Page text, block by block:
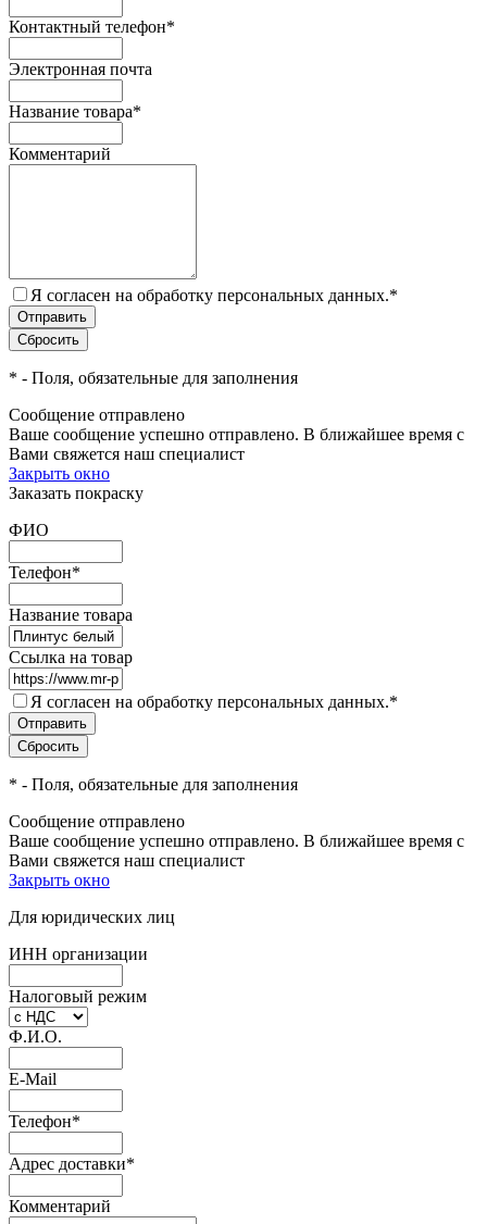
Контактный телефон*
Электронная почта
Название товара*
Комментарий
Я согласен на обработку персональных данных.*
* - Поля, обязательные для заполнения
Сообщение отправлено
Ваше сообщение успешно отправлено. В ближайшее время с
Вами свяжется наш специалист
Закрыть окно
Заказать покраску
ФИО
Телефон*
Название товара
Ссылка на товар
Я согласен на обработку персональных данных.*
* - Поля, обязательные для заполнения
Сообщение отправлено
Ваше сообщение успешно отправлено. В ближайшее время с
Вами свяжется наш специалист
Закрыть окно
Для юридических лиц
ИНН организации
Налоговый режим
Ф.И.О.
E-Mail
Телефон*
Адрес доставки*
Комментарий